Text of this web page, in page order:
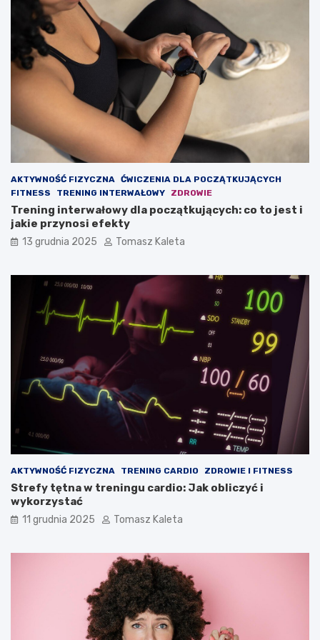
ć
m
m
n
i
o
w
ą
u
i
AKTYWNOŚĆ FIZYCZNA ĆWICZENIA DLA POCZĄTKUJĄCYCH
FITNESS
TRENING INTERWAŁOWY ZDROWIE
Trening interwałowy dla początkujących: co to jest i
jakie przynosi efekty
13 grudnia 2025 Tomasz Kaleta
AKTYWNOŚĆ FIZYCZNA TRENING CARDIO ZDROWIE I FITNESS
Strefy tętna w treningu cardio: Jak obliczyć i
wykorzystać
11 grudnia 2025 Tomasz Kaleta